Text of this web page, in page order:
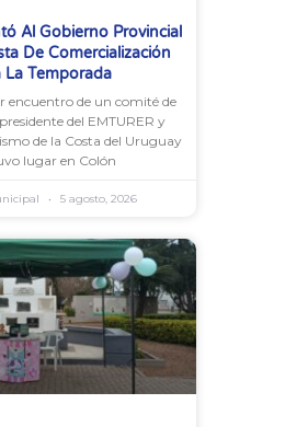
Al Gobierno Provincial
De Comercialización
La Temporada
encuentro de un comité de
del EMTURER y
de la Costa del Uruguay
lugar en Colón
5 agosto, 2026